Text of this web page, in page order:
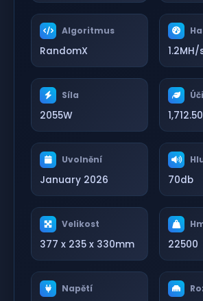
Algoritmus
RandomX 1.2MH/
Síla
2055W
Uvolnění
January 2026 70db
Velikost
377 x 235 x 330mm 22500
Napětí